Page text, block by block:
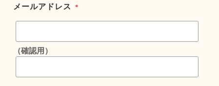
メールアドレス ＊
（確認用）